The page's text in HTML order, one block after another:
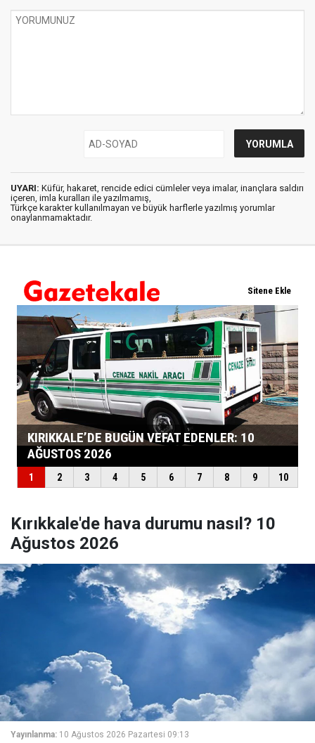
UYARI: Küfür, hakaret, rencide edici cümleler veya imalar, inançlara saldırı
içeren, imla kuralları ile yazılmamış,
Türkçe karakter kullanılmayan ve büyük harflerle yazılmış yorumlar
onaylanmamaktadır.
Kırıkkale'de hava durumu nasıl? 10
Ağustos 2026
Yayınlanma: 10 Ağustos 2026 Pazartesi 09:13